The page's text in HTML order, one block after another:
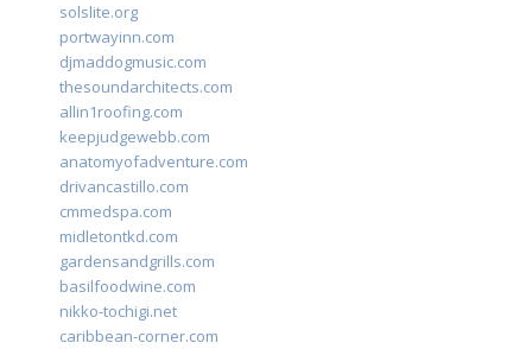
solslite.org
portwayinn.com
djmaddogmusic.com
thesoundarchitects.com
allin1roofing.com
keepjudgewebb.com
anatomyofadventure.com
drivancastillo.com
cmmedspa.com
midletontkd.com
gardensandgrills.com
basilfoodwine.com
nikko-tochigi.net
caribbean-corner.com